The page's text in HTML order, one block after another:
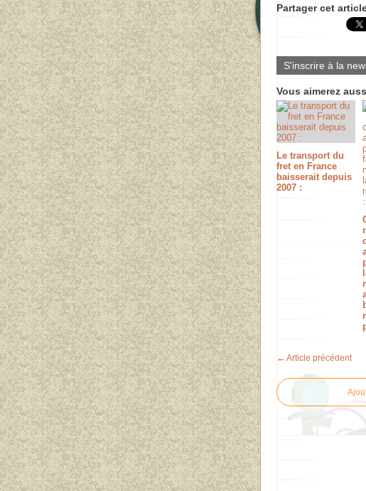
Partager cet
S'inscrire à la
Vous aimerez
Le transport du
fret en France
baisserait depuis
2007 :
← Article précédent